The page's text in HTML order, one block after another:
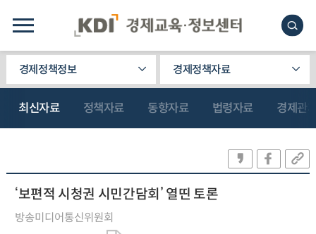
경제정책정보 경제정책자료
최신자료 정책자료 동향자료 법령자료 경제관
‘보편적 시청권 시민간담회’ 열띤 토론
방송미디어통신위원회